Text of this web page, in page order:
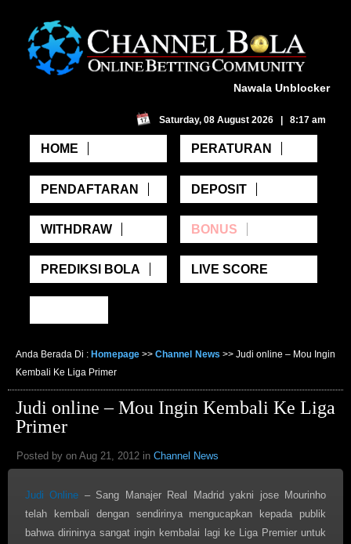
Nawala Unblocker
Saturday, 08 August 2026 | 8:17 am
HOME PERATURAN
PENDAFTARAN DEPOSIT
WITHDRAW BONUS
PREDIKSI BOLA LIVE SCORE
Anda Berada Di :Homepage >>Channel News >> Judi online – Mou Ingin
Kembali Ke Liga Primer
Judi online – Mou Ingin Kembali Ke Liga
Primer
Posted by on Aug 21, 2012 in Channel News
Judi Online – Sang Manajer Real Madrid yakni jose Mourinho
telah kembali dengan sendirinya mengucapkan kepada publik
bahwa dirininya sangat ingin kembalai lagi ke Liga Premier untuk